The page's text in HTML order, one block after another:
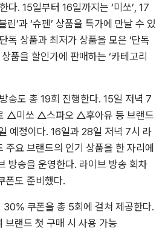
다. 15일부터 16일까지는 ‘미쏘’, 17
린’과 ‘슈펜’ 상품을 특가에 만날 수 있
독 상품과 최저가 상품을 모은 ‘단독
품을 할인가에 판매하는 ‘카테고리
송도 총 19회 진행한다. 15일 저녁 7
△미쏘 △스파오 △후아유 등 브랜드
예정이다. 16일과 28일 저녁 7시 라
주요 브랜드의 인기 상품을 한 자리에
방송을 운영한다. 라이브 방송 회차
폰도 준비했다.
30% 쿠폰을 총 5회에 걸쳐 제공한다.
브랜드 첫 구매 시 사용 가능